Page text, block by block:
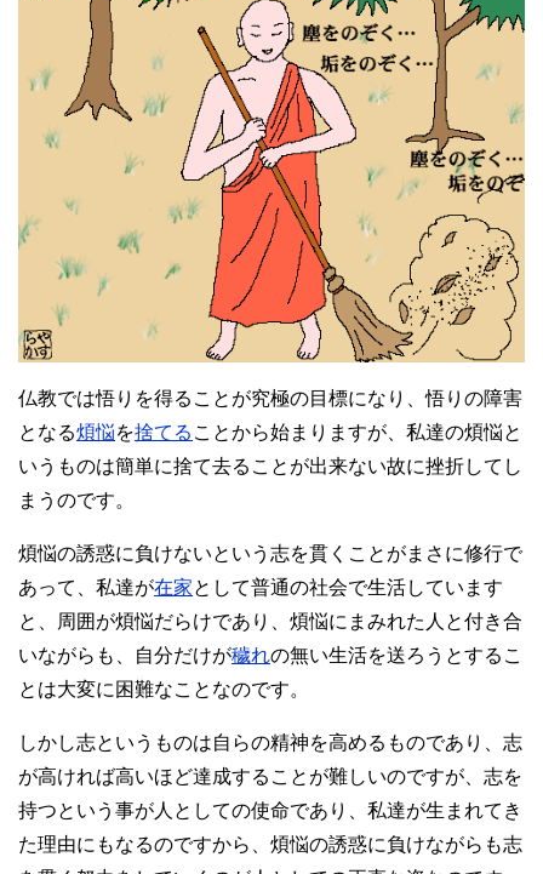
仏教では悟りを得ることが究極の目標になり、悟りの障害
となる煩悩を捨てる ことから始まりますが、私達の煩悩と
いうものは簡単に捨て去ることが出来ない故に挫折してし
まうのです。
煩悩の誘惑に負けないという志を貫くことがまさに修行で
あって、私達が在家として普通の社会で生活しています
と、周囲が煩悩だらけであり、煩悩にまみれた人と付き合
いながらも、自分だけが穢れの無い生活を送ろうとするこ
とは大変に困難なことなのです。
しかし志というものは自らの精神を高めるものであり、志
が高ければ高いほど達成することが難しいのですが、志を
持つという事が人としての使命であり、私達が生まれてき
た理由にもなるのですから、煩悩の誘惑に負けながらも志